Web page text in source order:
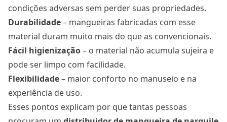
condições adversas sem perder suas propriedades.
Durabilidade– mangueiras fabricadas com esse
material duram muito mais do que as convencionais.
Fácil higienização– o material não acumula sujeira e
pode ser limpo com facilidade.
Flexibilidade– maior conforto no manuseio e na
experiência de uso.
Esses pontos explicam por que tantas pessoas